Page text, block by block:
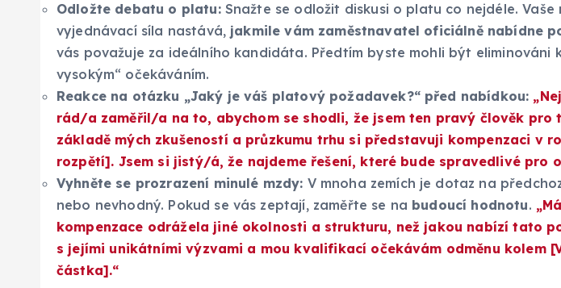
Odložte debatu o platu:Snažte se odložit diskusi o platu co nejdéle. Vaše
vyjednávací síla nastává, jakmile vám zaměstnavatel oficiálně nabídne
vás považuje za ideálního kandidáta. Předtím byste mohli být eliminováni
vysokým“ očekáváním.
Reakce na otázku „Jaký je váš platový požadavek?“ před nabídkou:
rád/a zaměřil/a na to, abychom se shodli, že jsem ten pravý člověk pro
základě mých zkušeností a průzkumu trhu si představuji kompenzaci v
rozpětí]. Jsem si jistý/á, že najdeme řešení, které bude spravedlivé pro
Vyhněte se prozrazení minulé mzdy: V mnoha zemích je dotaz na
nebo nevhodný. Pokud se vás zeptají, zaměřte se na budoucí hodnotu.
kompenzace odrážela jiné okolnosti a strukturu, než jakou nabízí tato
s jejími unikátními výzvami a mou kvalifikací očekávám odměnu kolem
částka].“